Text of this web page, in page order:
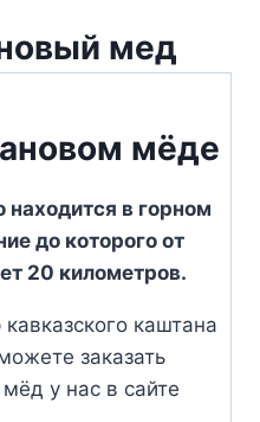
мед
мёде
находится в горном
до которого от
20 километров.
каштана
заказать
у нас в сайте